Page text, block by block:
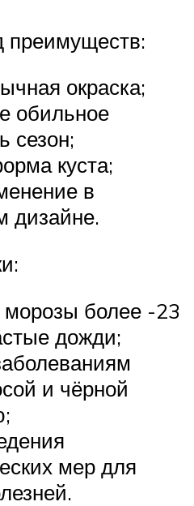
преимуществ:
окраска;
обильное
сезон;
куста;
в
дизайне.
морозы более -23
дожди;
и чёрной
мер для